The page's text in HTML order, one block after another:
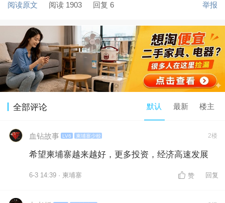
阅读原文 阅读 1903 回复 6 举报
全部评论 默认 最新 楼主
血钻故事 LV6 柬埔寨少校 2楼
希望柬埔寨越来越好，更多投资，经济高速发展
6-3 14:39 · 柬埔寨 赞 回复